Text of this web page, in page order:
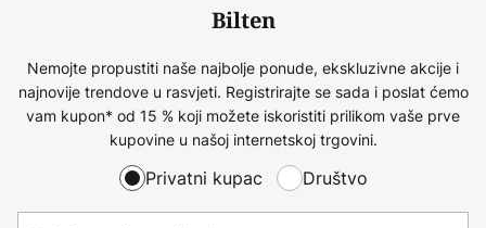
Bilten
Nemojte propustiti naše najbolje ponude, ekskluzivne akcije i
najnovije trendove u rasvjeti. Registrirajte se sada i poslat ćemo
vam kupon* od 15 % koji možete iskoristiti prilikom vaše prve
kupovine u našoj internetskoj trgovini.
Privatni kupac Društvo